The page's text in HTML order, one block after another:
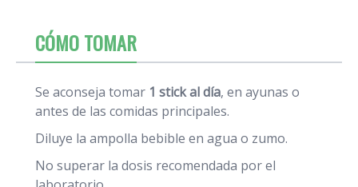
CÓMO TOMAR
Se aconseja tomar 1 stick al día, en ayunas o
antes de las comidas principales.
Diluye la ampolla bebible en agua o zumo.
No superar la dosis recomendada por el